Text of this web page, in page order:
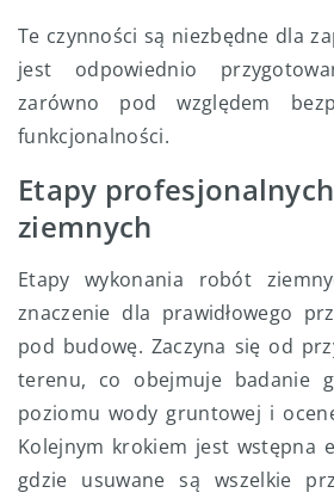
Te czynności są niezbędne dla
jest odpowiednio
zarówno pod względem
funkcjonalności.
Etapy
ziemnych
Etapy wykonania robót
znaczenie dla prawidłowego
pod budowę. Zaczyna się od
terenu, co obejmuje badanie
poziomu wody gruntowej i
Kolejnym krokiem jest wstępna
gdzie usuwane są wszelkie